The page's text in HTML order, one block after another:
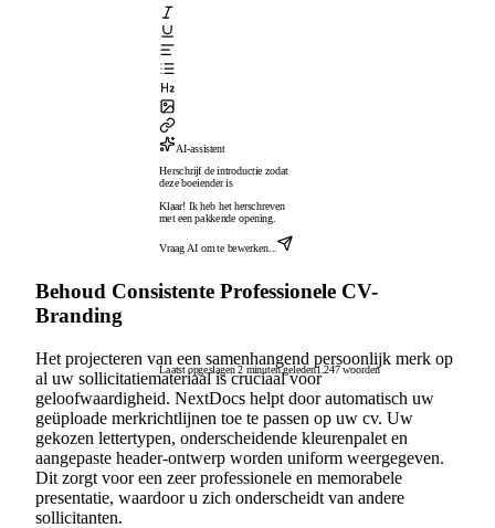
AI-assistent
Herschrijf de introductie zodat
deze boeiender is
Klaar! Ik heb het herschreven
met een pakkende opening.
Vraag AI om te bewerken...
Laatst opgeslagen 2 minuten geleden1.247 woorden
Behoud Consistente Professionele CV-
Branding
Het projecteren van een samenhangend persoonlijk merk op
al uw sollicitatiemateriaal is cruciaal voor
geloofwaardigheid. NextDocs helpt door automatisch uw
geüploade merkrichtlijnen toe te passen op uw cv. Uw
gekozen lettertypen, onderscheidende kleurenpalet en
aangepaste header-ontwerp worden uniform weergegeven.
Dit zorgt voor een zeer professionele en memorabele
presentatie, waardoor u zich onderscheidt van andere
sollicitanten.